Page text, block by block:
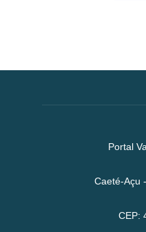
Portal
Caeté-Açu
CEP: